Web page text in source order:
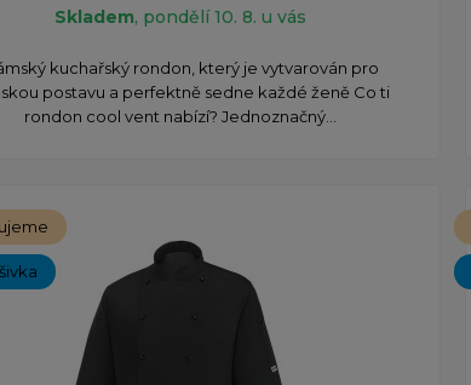
Skladem, pondělí 10. 8. u vás
kuchařský rondon, který je vytvarován pro
postavu a perfektně sedne každé ženě Co ti
rondon cool vent nabízí? Jednoznačný...